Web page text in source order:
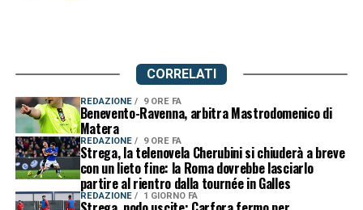
CORRELATI
REDAZIONE 9 ORE FA
Benevento-Ravenna, arbitra Mastrodomenico di
Matera
REDAZIONE 9 ORE FA
Strega, la telenovela Cherubini si chiuderà a breve
con un lieto fine: la Roma dovrebbe lasciarlo
partire al rientro dalla tournée in Galles
REDAZIONE 1 GIORNO FA